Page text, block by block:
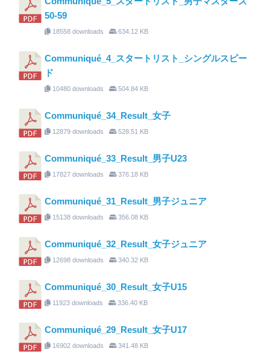
50-59
18558 downloads 634.12 KB
Communiqué_4_スタートリスト_シングルスピー
ド
10480 downloads 504.84 KB
Communiqué_34_Result_女子
12879 downloads 528.51 KB
Communiqué_33_Result_男子U23
17827 downloads 376.18 KB
Communiqué_31_Result_男子ジュニア
15138 downloads 356.08 KB
Communiqué_32_Result_女子ジュニア
12698 downloads 340.32 KB
Communiqué_30_Result_女子U15
11923 downloads 336.40 KB
Communiqué_29_Result_女子U17
16902 downloads 341.48 KB